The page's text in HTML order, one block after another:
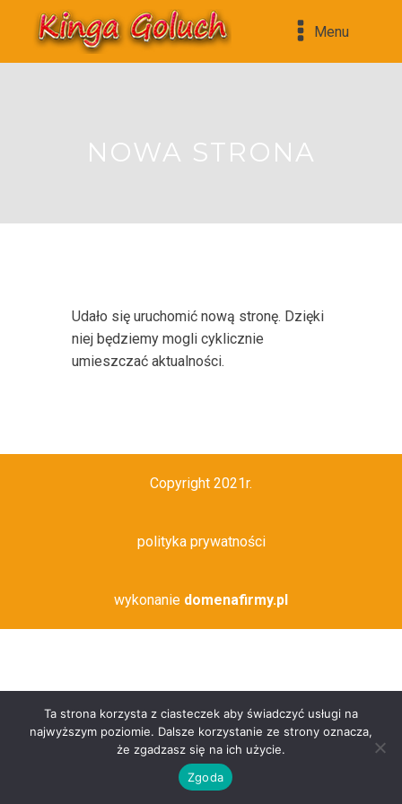
Menu
NOWA STRONA
Udało się uruchomić nową stronę. Dzięki
niej będziemy mogli cyklicznie
umieszczać aktualności.
Copyright 2021r.
polityka prywatności
wykonanie domenafirmy.pl
Ta strona korzysta z ciasteczek aby świadczyć usługi na
najwyższym poziomie. Dalsze korzystanie ze strony oznacza,
że zgadzasz się na ich użycie.
Zgoda